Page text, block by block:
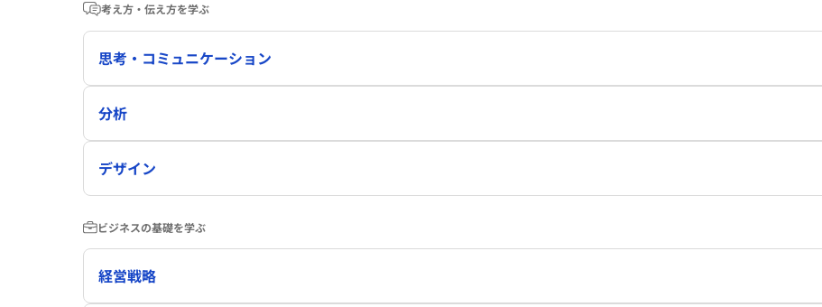
考え方・伝え方を学ぶ
思考・コミュニケーション
分析
デザイン
ビジネスの基礎を学ぶ
経営戦略